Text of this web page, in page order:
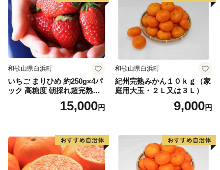
【重要】2024/09/26より寄附額変更のお知らせ
日頃より長与町をご支援いただき、誠にありがとうござ
います。
2023年10月からのふるさと納税制度改正に伴い、2024
年9月26日より返礼品の寄附金額を変更させていただく
運びとなりました。
長与町では、国の定めるルールを順守し、今後もより多
まいります。
皆様にはご理解いただきますとともに、今後も変わらぬ
ご支援を賜りますと幸いでございます。
和歌山県白浜町
いちご まりひめ 約250g×4パ
ック 高糖度 朝採れ超完熟ま
りひめ 1月以降発送分
15,000円
和歌山県白浜町
紀州完熟みかん１０ｋｇ（家
庭用大玉・２Ｌ又は３Ｌ）
9,000円